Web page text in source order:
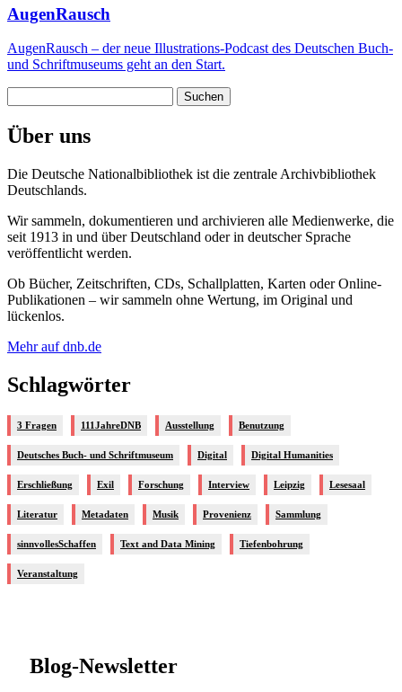
AugenRausch
AugenRausch – der neue Illustrations-Podcast des Deutschen Buch-
und Schriftmuseums geht an den Start.
nach:
Über uns
Die Deutsche Nationalbibliothek ist die zentrale Archivbibliothek
Deutschlands.
Wir sammeln, dokumentieren und archivieren alle Medienwerke, die
seit 1913 in und über Deutschland oder in deutscher Sprache
veröffentlicht werden.
Ob Bücher, Zeitschriften, CDs, Schallplatten, Karten oder Online-
Publikationen – wir sammeln ohne Wertung, im Original und
lückenlos.
Mehr auf dnb.de
Schlagwörter
3 Fragen 111JahreDNB Ausstellung Benutzung
Deutsches Buch- und Schriftmuseum Digital Digital Humanities
Erschließung Exil Forschung Interview Leipzig Lesesaal
Literatur Metadaten Musik Provenienz Sammlung
sinnvollesSchaffen Text and Data Mining Tiefenbohrung
Veranstaltung
Blog-Newsletter